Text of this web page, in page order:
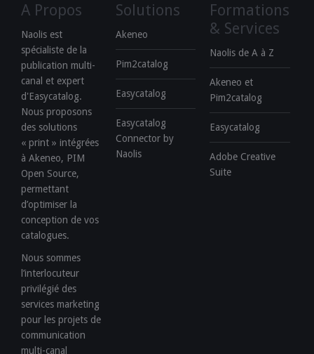
A Propos
Naolis est
spécialiste de la
publication multi-
canal et expert
d'Easycatalog.
Nous proposons
des solutions
« print » intégrées
à Akeneo, PIM
Open Source,
permettant
d’optimiser la
conception de vos
catalogues.
Nous sommes
l’interlocuteur
privilégié des
services marketing
pour les projets de
communication
multi-canal
Solutions
Akeneo
Pim2catalog
Easycatalog
Easycatalog
Connector by
Naolis
Formations
& Services
Naolis de A à Z
Akeneo et
Pim2catalog
Easycatalog
Adobe Creative
Suite